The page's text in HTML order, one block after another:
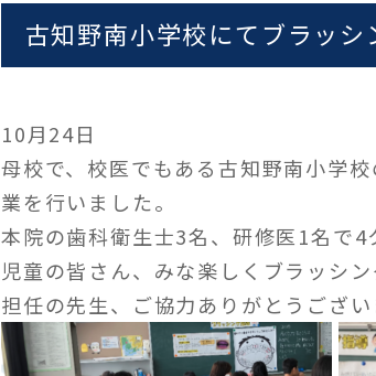
古知野南小学校にてブラッ
10月24日
母校で、校医でもある古知野南小学
業を行いました。
本院の歯科衛生士3名、研修医1名で4
児童の皆さん、みな楽しくブラッ
担任の先生、ご協力ありがとうござい